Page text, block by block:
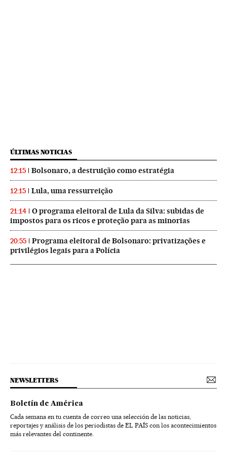
ÚLTIMAS NOTICIAS
12:15 Bolsonaro, a destruição como estratégia
12:15 Lula, uma ressurreição
21:14
O programa eleitoral de Lula da Silva: subidas de
impostos para os ricos e proteção para as minorias
20:55
Programa eleitoral de Bolsonaro: privatizações e
privilégios legais para a Polícia
NEWSLETTERS
Boletín de América
Cada semana en tu cuenta de correo una selección de las noticias,
reportajes y análisis de los periodistas de EL PAÍS con los acontecimientos
más relevantes del continente.